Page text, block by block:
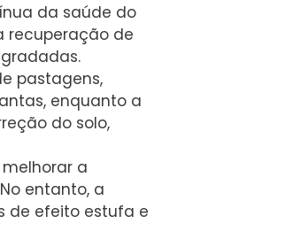
da saúde do
recuperação de
pastagens,
enquanto a
do solo,
a
entanto, a
de efeito estufa e